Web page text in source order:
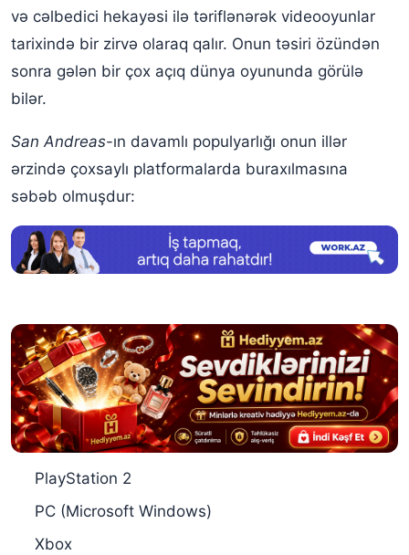
və cəlbedici hekayəsi ilə təriflənərək videooyunlar
tarixində bir zirvə olaraq qalır. Onun təsiri özündən
sonra gələn bir çox açıq dünya oyununda görülə
bilər.
San Andreas-ın davamlı populyarlığı onun illər
ərzində çoxsaylı platformalarda buraxılmasına
səbəb olmuşdur:
PlayStation 2
PC (Microsoft Windows)
Xbox